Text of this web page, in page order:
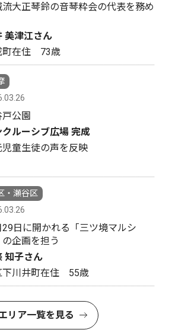
流大正琴鈴の音琴粋会の代表を務め
美津江さん
町在住 73歳
戸公園
クルーシブ広場 完成
児童生徒の声を反映
・瀬谷区
29日に開かれる「三ツ境マルシ
の企画を担う
知子さん
下川井町在住 55歳
リア一覧を見る